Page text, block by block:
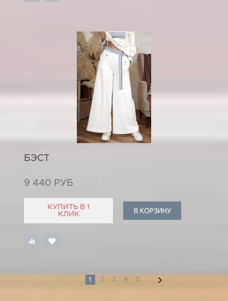
БЭСТ
9 440 РУБ
КУПИТЬ В 1
КЛИК
В КОРЗИНУ
1 2 3 4 5